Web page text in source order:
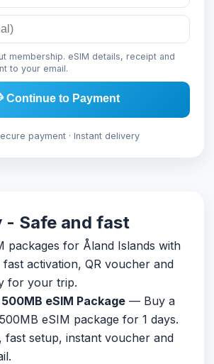
membership. eSIM details, receipt and
to your email.
Continue to Payment
payment · Instant delivery
- Safe and fast
packages for Åland Islands with
activation, QR voucher and
for your trip.
eSIM Package — Buy a
eSIM package for 1 days.
fast setup, instant voucher and